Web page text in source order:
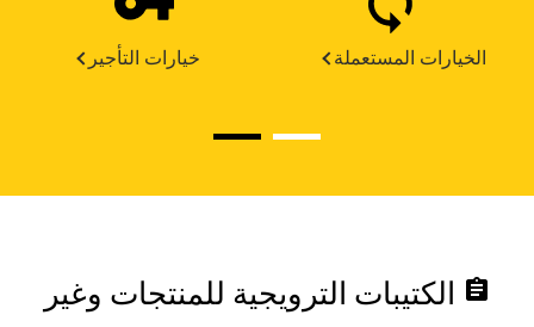
خيارات التأجير الخيارات المستعملة
assignment الكتيبات الترويجية للمنتجات وغير